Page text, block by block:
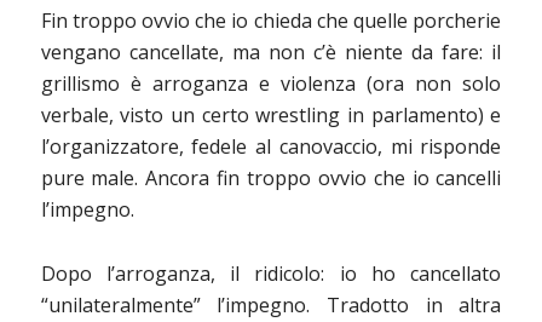
Fin troppo ovvio che io chieda che quelle porcherie
vengano cancellate, ma non c’è niente da fare: il
grillismo è arroganza e violenza (ora non solo
verbale, visto un certo wrestling in parlamento) e
l’organizzatore, fedele al canovaccio, mi risponde
pure male. Ancora fin troppo ovvio che io cancelli
l’impegno.
Dopo l’arroganza, il ridicolo: io ho cancellato
“unilateralmente” l’impegno. Tradotto in altra